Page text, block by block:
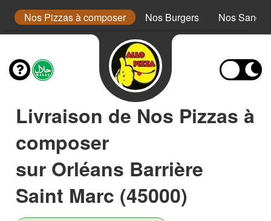
Nos Pizzas à composer Nos Burgers Nos
Livraison de Nos Pizzas à
composer
sur Orléans Barrière
Saint Marc (45000)